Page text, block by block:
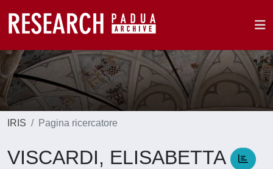
IRIS Pagina ricercatore
VISCARDI, ELISABETTA